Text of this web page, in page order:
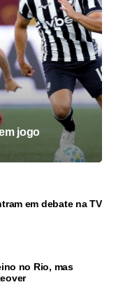
jogo
em debate na TV
no Rio, mas